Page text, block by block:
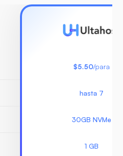
$5.50/para
hasta 7
30GB NVMe
1 GB